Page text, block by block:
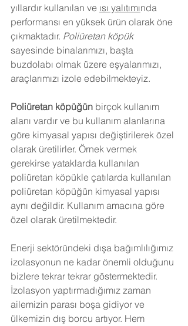
yıllardır kullanılan ve ısı yalıtımında
performansı en yüksek ürün olarak öne
çıkmaktadır. Poliüretan köpük
sayesinde binalarımızı, başta
buzdolabı olmak üzere eşyalarımızı,
araçlarımızı izole edebilmekteyiz.
Poliüretan köpüğün birçok kullanım
alanı vardır ve bu kullanım alanlarına
göre kimyasal yapısı değiştirilerek özel
olarak üretilirler. Örnek vermek
gerekirse yataklarda kullanılan
poliüretan köpükle çatılarda kullanılan
poliüretan köpüğün kimyasal yapısı
aynı değildir. Kullanım amacına göre
özel olarak üretilmektedir.
Enerji sektöründeki dışa bağımlılığımız
izolasyonun ne kadar önemli olduğunu
bizlere tekrar tekrar göstermektedir.
İzolasyon yaptırmadığımız zaman
ailemizin parası boşa gidiyor ve
ülkemizin dış borcu artıyor. Hem